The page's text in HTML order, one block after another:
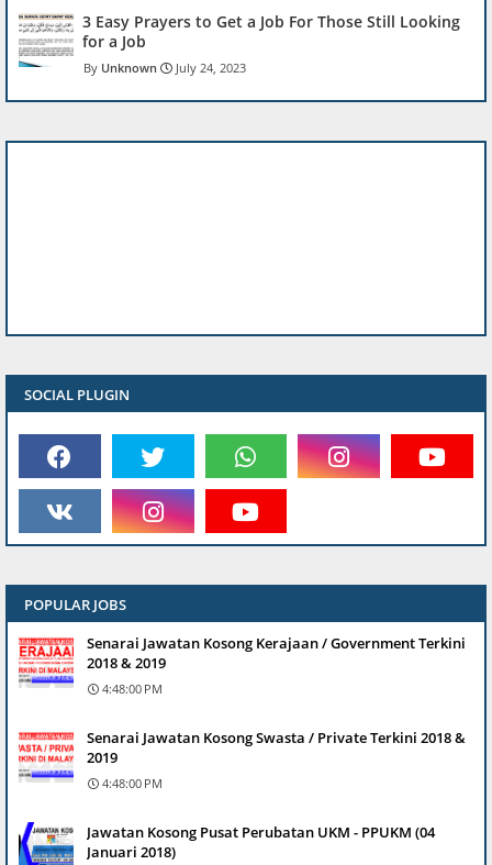
3 Easy Prayers to Get a Job For Those Still Looking
for a Job
Unknown July 24, 2023
SOCIAL PLUGIN
POPULAR JOBS
Senarai Jawatan Kosong Kerajaan / Government Terkini
2018 & 2019
4:48:00 PM
Senarai Jawatan Kosong Swasta / Private Terkini 2018 &
2019
4:48:00 PM
Jawatan Kosong Pusat Perubatan UKM - PPUKM (04
Januari 2018)